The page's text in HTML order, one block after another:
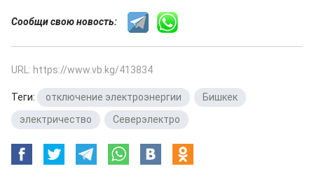
Сообщи свою новость:
URL: https://www.vb.kg/413834
Теги: отключение электроэнергии Бишкек
электричество
Северэлектро